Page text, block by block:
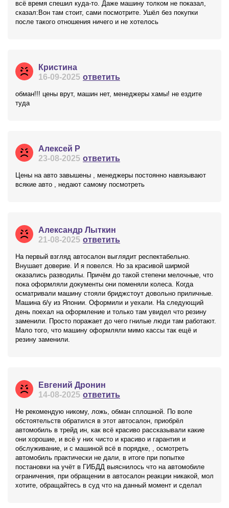
всё время спешил куда-то. Даже машину толком не показал,
сказал:Вон там стоит, сами посмотрите. Ушёл без покупки
после такого отношения ничего и не хотелось
Кристина
16-09-2025 ответить
обман!!! цены врут, машин нет, менеджеры хамы! не ездите
туда
Алексей Р
23-08-2025 ответить
Цены на авто завышены , менеджеры постоянно навязывают
всякие авто , недают самому посмотреть
Александр Лыткин
21-08-2025 ответить
На первый взгляд автосалон выглядит респектабельно.
Внушает доверие. И я повелся. Но за красивой ширмой
оказались разводилы. Причём до такой степени мелочные, что
пока оформляли документы они поменяли колеса. Когда
осматривали машину стояли бриджстоут довольно приличные.
Машина б/у из Японии. Оформили и уехали. На следующий
день поехал на оформление и только там увидел что резину
заменили. Просто поражает до чего гнилые люди там работают.
Мало того, что машину оформляли мимо кассы так ещё и
резину заменили.
Евгений Дронин
14-08-2025 ответить
Не рекомендую никому, ложь, обман сплошной. По воле
обстоятельств обратился в этот автосалон, приобрёл
автомобиль в трейд ин, как всё красиво рассказывали какие
они хорошие, и всё у них чисто и красиво и гарантия и
обслуживание, и с машиной всё в порядке, , осмотреть
автомобиль практически не дали, в итоге при попытке
постановки на учёт в ГИБДД выяснилось что на автомобиле
ограничения, при обращении в автосалон реакции никакой, мол
хотите, обращайтесь в суд что на данный момент и сделал